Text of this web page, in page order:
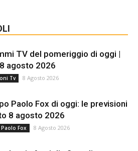
TV del pomeriggio di oggi |
agosto 2026
Tv 8 Agosto 2026
Paolo Fox di oggi: le previsioni
8 agosto 2026
Fox 8 Agosto 2026